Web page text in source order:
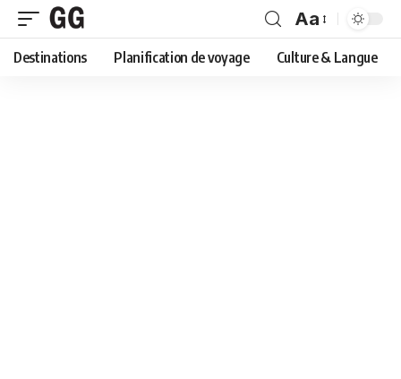
Font
Resizer
Aa
Destinations Planification de voyage Culture & Langue